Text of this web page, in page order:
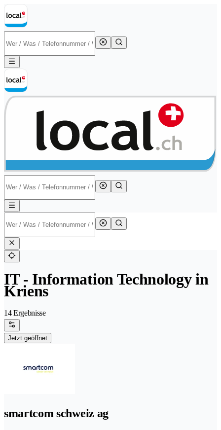
IT - Information Technology in
Kriens
14 Ergebnisse
Jetzt geöffnet
smartcom schweiz ag